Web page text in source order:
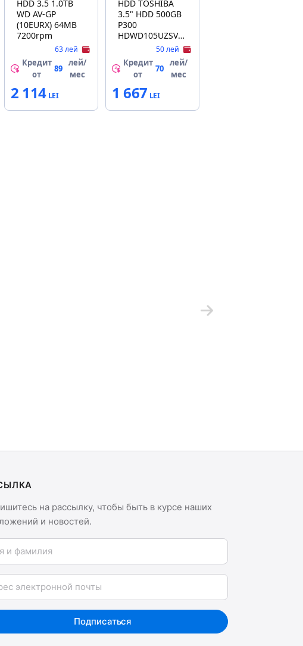
HDD 3.5 1.0TB
WD AV-GP
(10EURX) 64MB
7200rpm
63 лей
Кредит
от
89
лей/
мес
2 114
HDD TOSHIBA
3.5" HDD 500GB
P300
HDWD105UZSVA,
7200RPM, SATA3
(HARD DISK
INTERN HDD/
ВНУТРЕННИЙ
ЖЕСТКИЙ ДИСК
HDD)
50 лей
Кредит
от
70
лей/
мес
1 667
на рассылку, чтобы быть в курсе наших
и новостей.
Подписаться